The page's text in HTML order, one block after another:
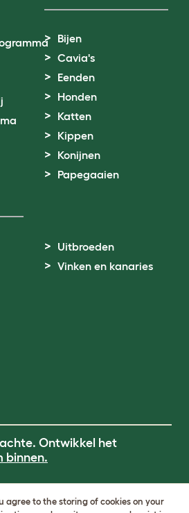
Bijen
Cavia's
Eenden
Honden
Katten
Kippen
Konijnen
Papegaaien
Uitbroeden
Vinken en kanaries
Ontwikkel het
binnen.
agree to the storing of cookies on your